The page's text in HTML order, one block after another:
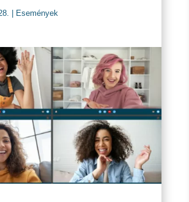
Események